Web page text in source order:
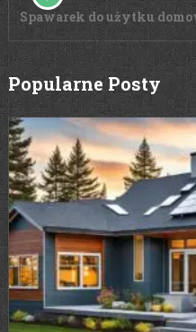
Spawarek do użytku
Popularne Posty